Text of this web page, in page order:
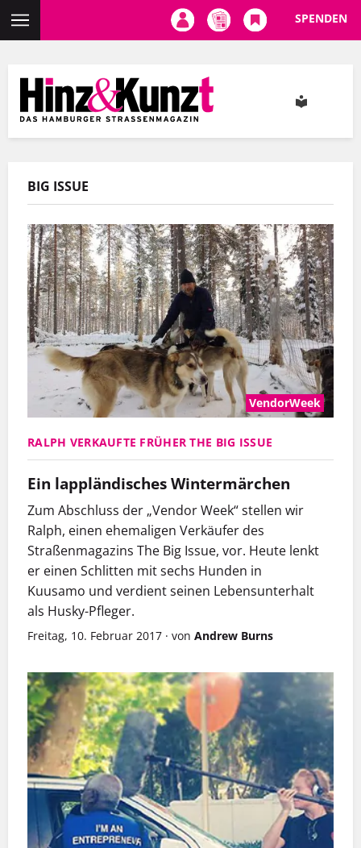
Inhalt
SPENDEN
BIG ISSUE
VendorWeek
RALPH VERKAUFTE FRÜHER THE BIG ISSUE
Ein lappländisches Wintermärchen
Zum Abschluss der „Vendor Week“ stellen wir
Ralph, einen ehemaligen Verkäufer des
Straßenmagazins The Big Issue, vor. Heute lenkt
er einen Schlitten mit sechs Hunden in
Kuusamo und verdient seinen Lebensunterhalt
als Husky-Pfleger.
Freitag, 10. Februar 2017 · von Andrew Burns